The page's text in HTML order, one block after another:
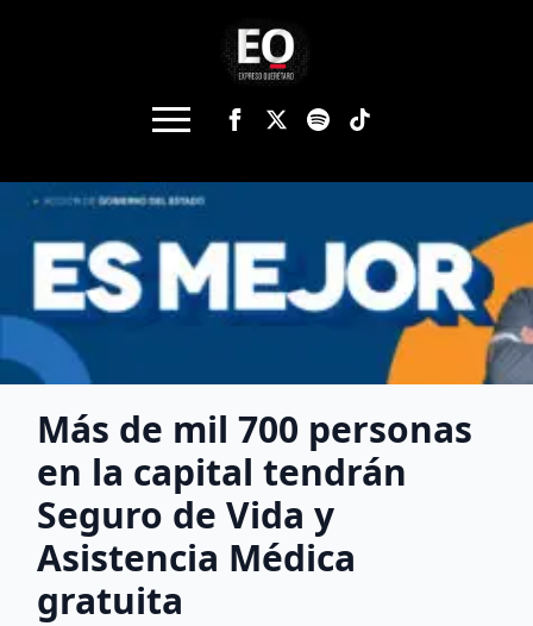
Más de mil 700 personas
en la capital tendrán
Seguro de Vida y
Asistencia Médica
gratuita